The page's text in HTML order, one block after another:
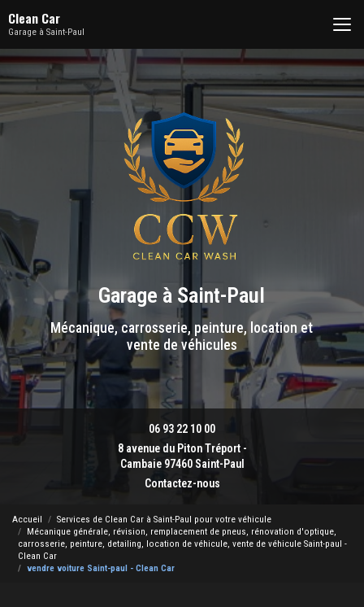
au
contenu
principal
Clean Car
Garage à Saint-Paul
Garage à Saint-Paul
Mécanique, carrosserie, peinture, location et
vente de véhicules
06 93 22 10 00
8 avenue du Piton Tréport -
Cambaie 97460 Saint-Paul
Contactez-nous
Accueil
Services de Clean Car à Saint-Paul pour votre véhicule
Mécanique générale, révision, remplacement de pneus, rénovation d'optique,
carrosserie, peinture, detailing, location de véhicule, vente de véhicule Saint-paul -
Clean Car
vendre voiture Saint-paul - Clean Car